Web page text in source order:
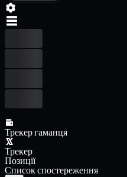
Трекер гаманця
Трекер
Позиції
Список спостереження